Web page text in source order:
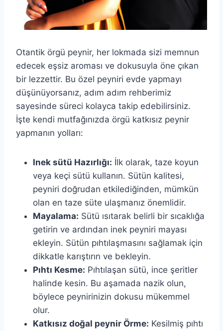
Otantik örgü peynir, her lokmada sizi memnun
edecek eşsiz aroması ve dokusuyla öne çıkan
bir lezzettir. Bu özel peyniri evde yapmayı
düşünüyorsanız, adım adım rehberimiz
sayesinde süreci kolayca takip edebilirsiniz.
İşte kendi mutfağınızda örgü katkısız peynir
yapmanın yolları:
Inek sütü Hazırlığı: İlk olarak, taze koyun
veya keçi sütü kullanın. Sütün kalitesi,
peyniri doğrudan etkilediğinden, mümkün
olan en taze süte ulaşmanız önemlidir.
Mayalama: Sütü ısıtarak belirli bir sıcaklığa
getirin ve ardından inek peyniri mayası
ekleyin. Sütün pıhtılaşmasını sağlamak için
dikkatle karıştırın ve bekleyin.
Pıhtı Kesme: Pıhtılaşan sütü, ince şeritler
halinde kesin. Bu aşamada nazik olun,
böylece peynirinizin dokusu mükemmel
olur.
Katkısız doğal peynir Örme: Kesilmiş pıhtı